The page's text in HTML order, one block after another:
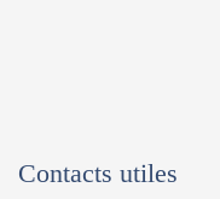
Contacts utiles